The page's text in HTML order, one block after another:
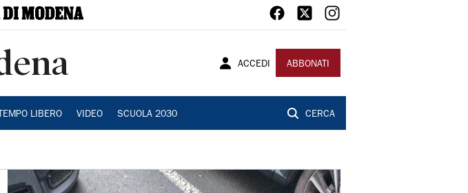
ACCEDI ABBONATI
TEMPO LIBERO VIDEO SCUOLA 2030 CERCA